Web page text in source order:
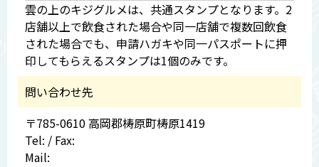
雲の上のキジグルメは、共通スタンプとなります。2
店舗以上で飲食された場合や同一店舗で複数回飲食
された場合でも、申請ハガキや同一パスポートに押
印してもらえるスタンプは1個のみです。
問い合わせ先
〒785-0610 高岡郡梼原町梼原1419
Tel: / Fax:
Mail: